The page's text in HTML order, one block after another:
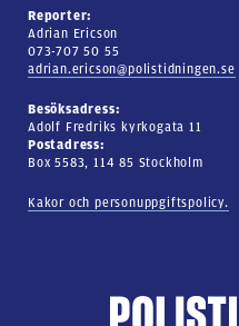
Reporter:
Adrian Ericson
073-707 50 55
adrian.ericson@polistidningen.se
Besöksadress:
Adolf Fredriks kyrkogata 11
Postadress:
Box 5583, 114 85 Stockholm
Kakor och personuppgiftspolicy.